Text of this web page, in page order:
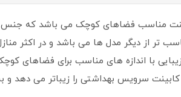
مناسب فضاهای کوچک می باشد که
تر از دیگر مدل ها می باشد و در اکثر
با اندازه های مناسب برای فضاهای
سرویس بهداشتی را زیباتر می دهد و